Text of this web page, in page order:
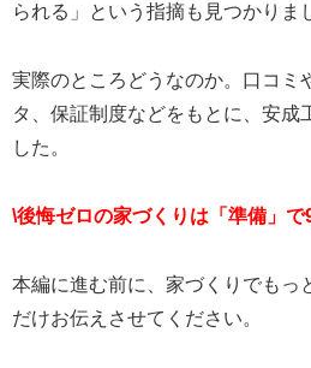
られる」という指摘も見つかりま
実際のところどうなのか。口コミ
タ、保証制度などをもとに、安成
した。
\後悔ゼロの家づくりは「準備」で
本編に進む前に、家づくりでもっ
だけお伝えさせてください。